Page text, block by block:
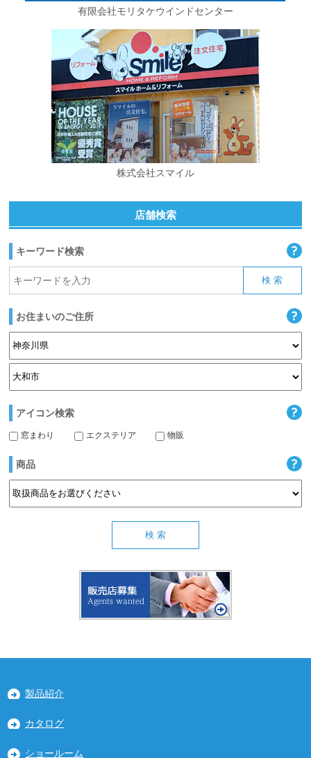
有限会社モリタケウインドセンター
株式会社スマイル
店舗検索
キーワード検索
お住まいのご住所
アイコン検索
窓まわり エクステリア 物販
商品
製品紹介
カタログ
ショールーム